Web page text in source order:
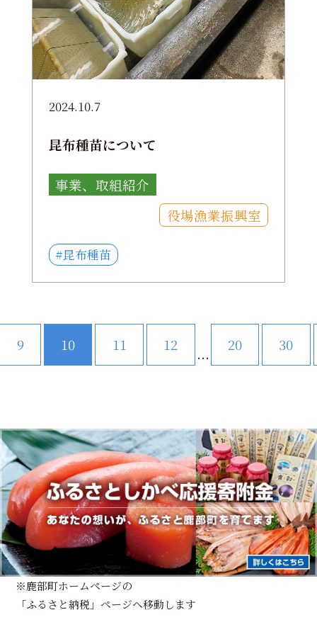
2024.10.7
昆布種苗について
事業、取組紹介
役場漁業振興室
#昆布種苗
9 10 11 12 ... 20 30
※鹿部町ホームページの
「ふるさと納税」ページへ移動します